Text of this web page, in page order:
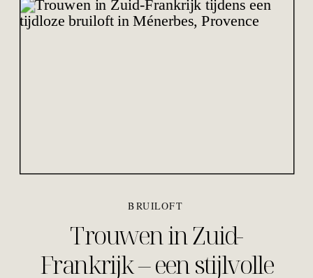
Trouwen in Zuid-
Frankrijk – een stijlvolle
BRUILOFT